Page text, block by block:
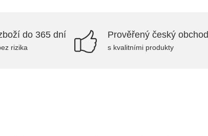
do 365 dní
rizika
Prověřený český obchod
s kvalitními produkty